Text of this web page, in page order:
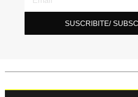
SUSCRIBITE/